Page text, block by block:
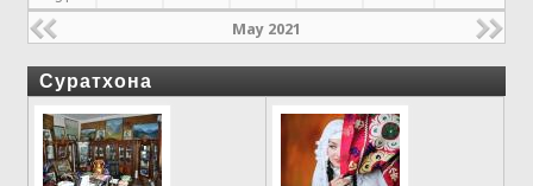
May 2021
Суратхона